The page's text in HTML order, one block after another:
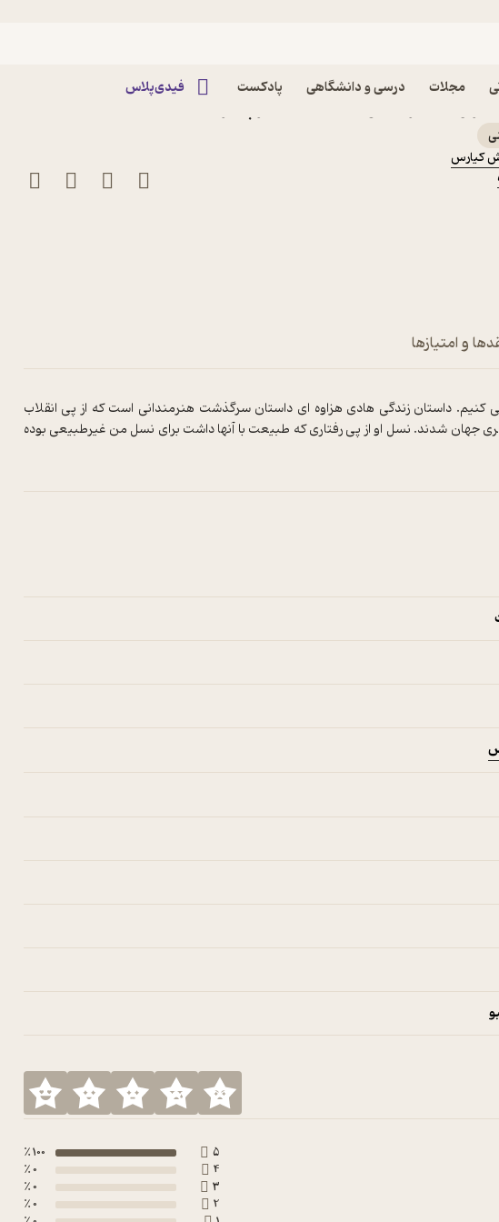
مجلات درسی و دانشگاهی پادکست فیدی‌پلاس
کیارس
و امتیازها
داستان زندگی هادی هزاوه ای داستان سرگذشت هنرمندانی است که از پی انقلاب
جهان شدند. نسل او از پی رفتاری که طبیعت با آنها داشت برای نسل من غیرطبیعی بوده
5
100 ٪
4
0 ٪
3
0 ٪
2
0 ٪